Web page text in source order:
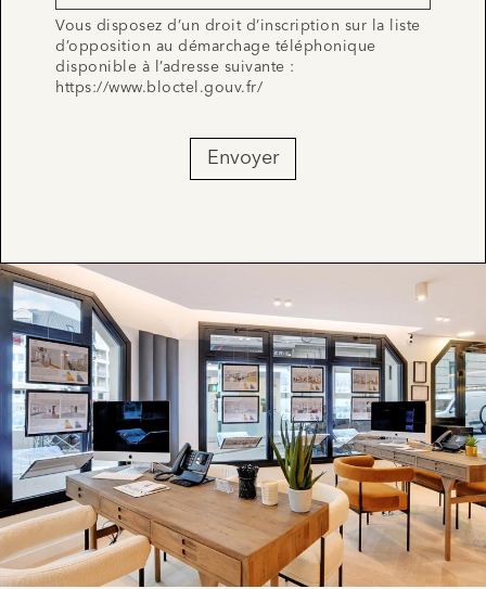
Vous disposez d’un droit d’inscription sur la liste
d’opposition au démarchage téléphonique
disponible à l’adresse suivante :
https://www.bloctel.gouv.fr/
Envoyer